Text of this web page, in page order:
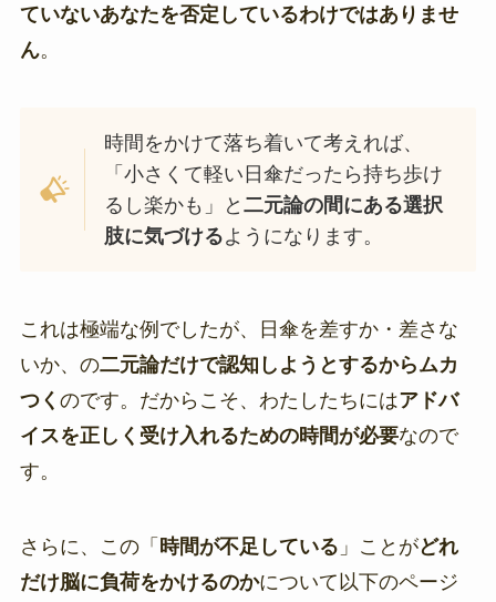
ていないあなたを否定しているわけではありませ
ん。
時間をかけて落ち着いて考えれば、
「小さくて軽い日傘だったら持ち歩け
るし楽かも」と二元論の間にある選択
肢に気づけるようになります。
これは極端な例でしたが、日傘を差すか・差さな
いか、の二元論だけで認知しようとするからムカ
つく のです。だからこそ、わたしたちにはアドバ
イスを正しく受け入れるための時間が必要なので
す。
さらに、この「 時間が不足している 」ことがどれ
だけ脳に負荷をかけるのかについて以下のページ